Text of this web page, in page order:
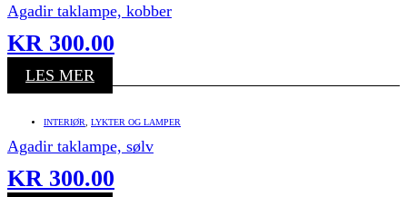
Agadir taklampe, kobber
KR 300.00
LES MER
INTERIØR LYKTER OG LAMPER
Agadir taklampe, sølv
KR 300.00